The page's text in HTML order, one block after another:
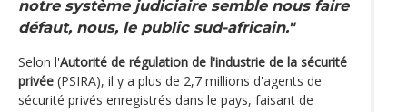
notre système judiciaire semble nous faire
défaut, nous, le public sud-africain."
Selon l'Autorité de régulation de l'industrie de la sécurité
privée (PSIRA), il y a plus de 2,7 millions d'agents de
sécurité privés enregistrés dans le pays, faisant de